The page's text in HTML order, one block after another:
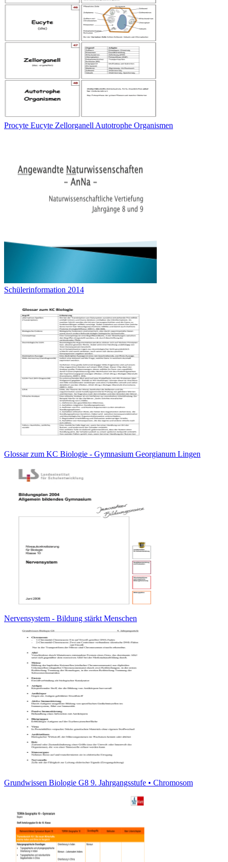
Procyte Eucyte Zellorganell Autotrophe Organismen
Schülerinformation 2014
Glossar zum KC Biologie - Gymnasium Georgianum Lingen
Nervensystem - Bildung stärkt Menschen
Grundwissen Biologie G8 9. Jahrgangsstufe • Chromosom